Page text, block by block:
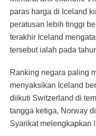
paras harga di Iceland
peratusan lebih tinggi
terakhir Iceland
tersebut ialah pada
Ranking negara paling
menyaksikan Iceland
diikuti Switzerland di
tangga ketiga, Norway
Syarikat melengkapkan